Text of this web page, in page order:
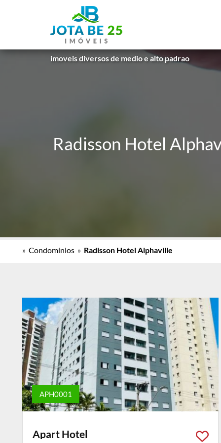
imoveis diversos de medio e alto padrao
Radisson Hotel
» Condomínios » Radisson Hotel Alphaville
APH0001
Apart Hotel